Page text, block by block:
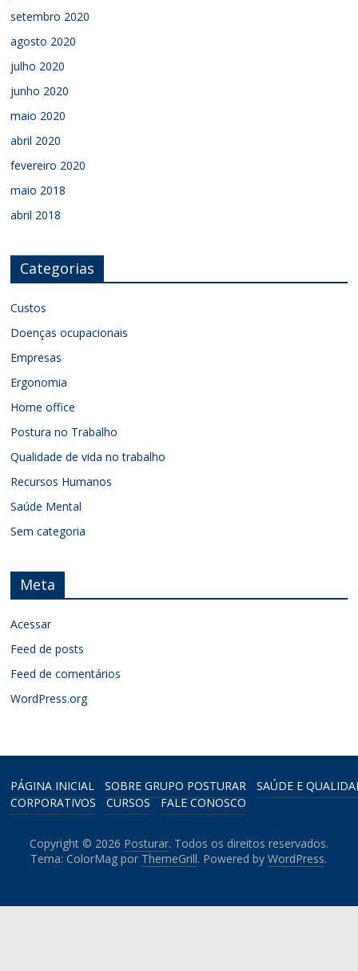
setembro 2020
agosto 2020
julho 2020
junho 2020
maio 2020
abril 2020
fevereiro 2020
maio 2018
abril 2018
Categorias
Custos
Doenças ocupacionais
Empresas
Ergonomia
Home office
Postura no Trabalho
Qualidade de vida no trabalho
Recursos Humanos
Saúde Mental
Sem categoria
Meta
Acessar
Feed de posts
Feed de comentários
WordPress.org
PÁGINA INICIAL SOBRE GRUPO POSTURAR
SAÚDE E
CORPORATIVOS
CURSOS FALE CONOSCO
Copyright © 2026 Posturar. Todos os direitos reservados.
Tema: ColorMag por ThemeGrill. Powered byWordPress.